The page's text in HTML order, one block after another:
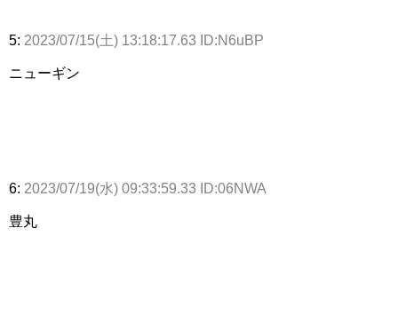
5: 2023/07/15(土) 13:18:17.63 ID:N6uBP
ニューギン
6: 2023/07/19(水) 09:33:59.33 ID:06NWA
豊丸